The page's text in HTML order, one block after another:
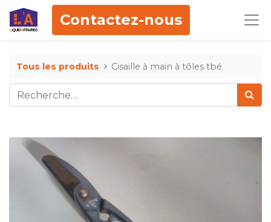
Contactez-nous
Tous les produits Cisaille à main à tôles tbé